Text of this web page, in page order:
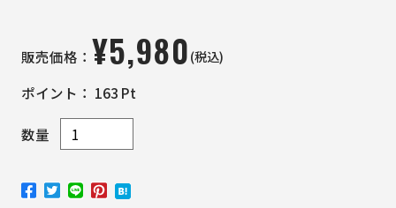
販売価格： ¥5,980(税込)
ポイント： 163 Pt
数量